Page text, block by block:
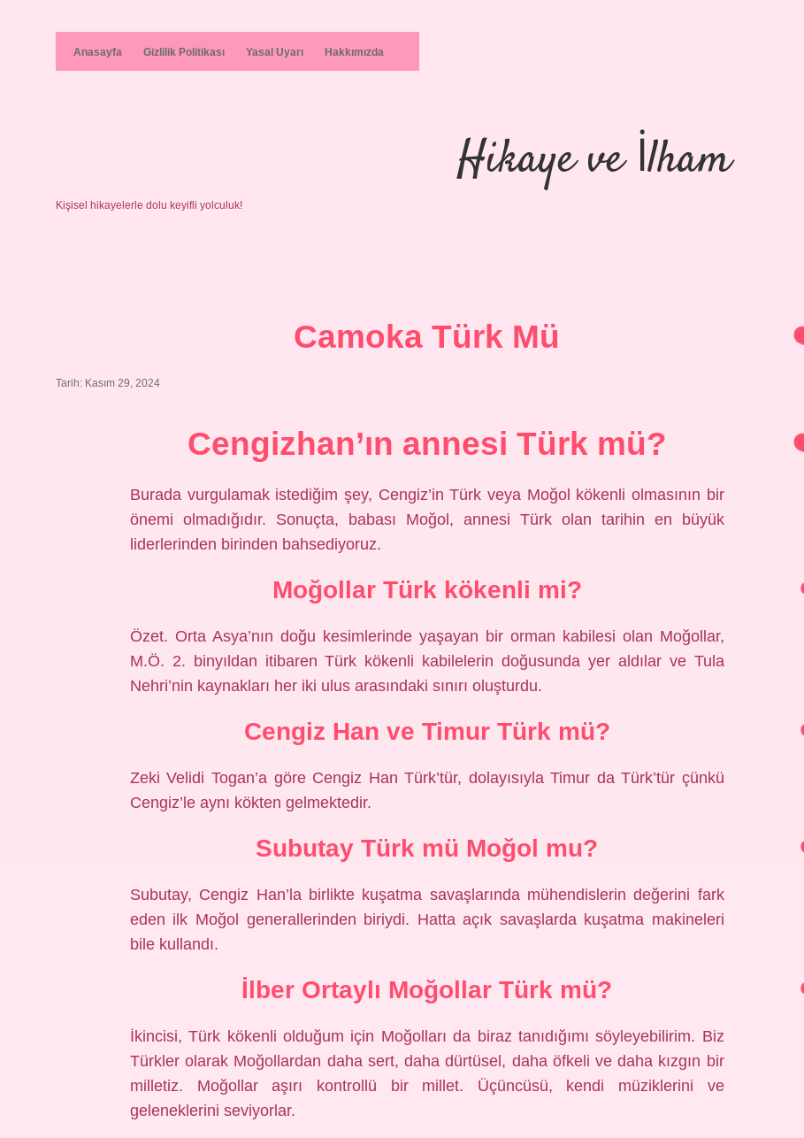
Anasayfa Gizlilik Politikası Yasal Uyarı Hakkımızda
Hikaye ve İlham
Kişisel hikayelerle dolu keyifli yolculuk!
Camoka Türk Mü
Tarih: Kasım 29, 2024
Cengizhan’ın annesi Türk mü?
Burada vurgulamak istediğim şey, Cengiz’in Türk veya Moğol kökenli olmasının bir
önemi olmadığıdır. Sonuçta, babası Moğol, annesi Türk olan tarihin en büyük
liderlerinden birinden bahsediyoruz.
Moğollar Türk kökenli mi?
Özet. Orta Asya’nın doğu kesimlerinde yaşayan bir orman kabilesi olan Moğollar,
M.Ö. 2. binyıldan itibaren Türk kökenli kabilelerin doğusunda yer aldılar ve Tula
Nehri’nin kaynakları her iki ulus arasındaki sınırı oluşturdu.
Cengiz Han ve Timur Türk mü?
Zeki Velidi Togan’a göre Cengiz Han Türk’tür, dolayısıyla Timur da Türk’tür çünkü
Cengiz’le aynı kökten gelmektedir.
Subutay Türk mü Moğol mu?
Subutay, Cengiz Han’la birlikte kuşatma savaşlarında mühendislerin değerini fark
eden ilk Moğol generallerinden biriydi. Hatta açık savaşlarda kuşatma makineleri
bile kullandı.
İlber Ortaylı Moğollar Türk mü?
İkincisi, Türk kökenli olduğum için Moğolları da biraz tanıdığımı söyleyebilirim. Biz
Türkler olarak Moğollardan daha sert, daha dürtüsel, daha öfkeli ve daha kızgın bir
milletiz. Moğollar aşırı kontrollü bir millet. Üçüncüsü, kendi müziklerini ve
geleneklerini seviyorlar.